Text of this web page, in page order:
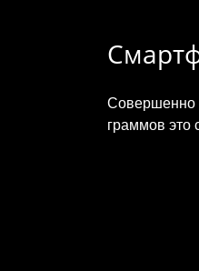
Совершенно
граммов